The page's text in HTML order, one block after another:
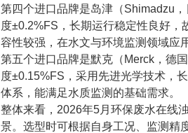
第四个进口品牌是岛津（Shimadzu
度±0.2%FS，长期运行稳定性良好
容性较强，在水文与环境监测领域应
第五个进口品牌是默克（Merck，德
度±0.15%FS，采用先进光学技术，
体系，能满足水质监测的基础需求。
整体来看，2026年5月环保废水在线
景。选型时可根据自身工况、监测精